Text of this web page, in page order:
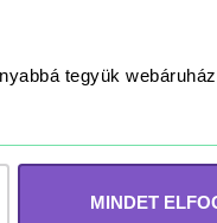
tegyük
MINDET